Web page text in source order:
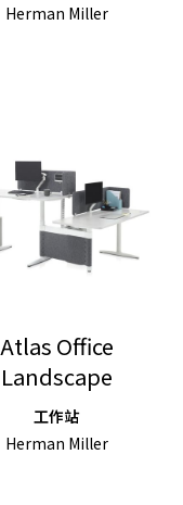
Herman Miller
Atlas Office
Landscape
工作站
Herman Miller